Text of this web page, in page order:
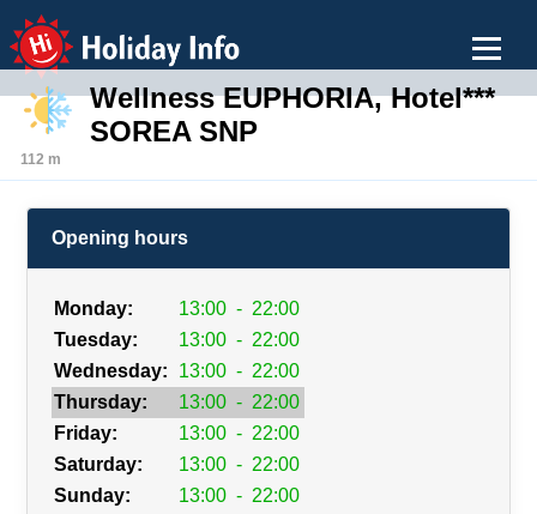
Holiday Info
Wellness EUPHORIA, Hotel***
SOREA SNP
112 m
Opening hours
Monday: 13:00 - 22:00
Tuesday:
13:00 - 22:00
Wednesday:
13:00 - 22:00
Thursday:
13:00 - 22:00
Friday:
13:00 - 22:00
Saturday:
13:00 - 22:00
Sunday:
13:00 - 22:00